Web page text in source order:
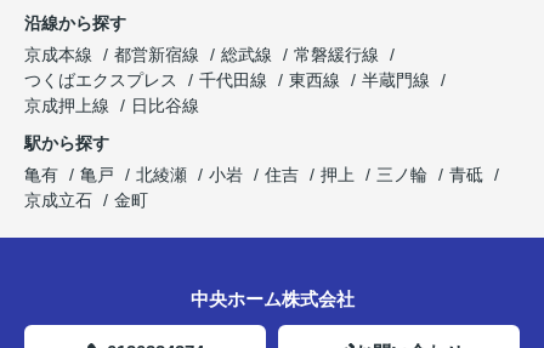
沿線から探す
京成本線
都営新宿線 総武線
常磐緩行線
つくばエクスプレス
千代田線 東西線
半蔵門線
京成押上線
日比谷線
駅から探す
亀有
亀戸 北綾瀬 小岩 住吉 押上 三ノ輪
青砥
京成立石
金町
中央ホーム株式会社